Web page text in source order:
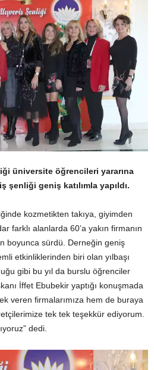
üniversite öğrencileri yararına
şenliği geniş katılımla yapıldı.
kozmetikten takıya, giyimden
farklı alanlarda 60’a yakın firmanın
boyunca sürdü. Derneğin geniş
etkinliklerinden biri olan yılbaşı
gibi bu yıl da burslu öğrenciler
İffet Ebubekir yaptığı konuşmada
veren firmalarımıza hem de buraya
tek tek teşekkür ediyorum.
dedi.